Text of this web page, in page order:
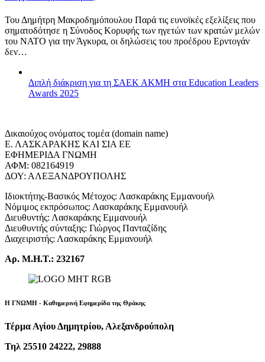
Του Δημήτρη Μακροδημόπουλου Παρά τις ευνοϊκές εξελίξεις που
σηματοδότησε η Σύνοδος Κορυφής των ηγετών των κρατών μελών
του ΝΑΤΟ για την Άγκυρα, οι δηλώσεις του προέδρου Ερντογάν
δεν…
Διπλή διάκριση για τη ΣΑΕΚ ΑΚΜΗ στα Education Leaders
Awards 2025
Δικαιούχος ονόματος τομέα (domain name)
Ε. ΛΑΣΚΑΡΑΚΗΣ ΚΑΙ ΣΙΑ ΕΕ
ΕΦΗΜΕΡΙΔΑ ΓΝΩΜΗ
ΑΦΜ: 082164919
ΔΟΥ: ΑΛΕΞΑΝΔΡΟΥΠΟΛΗΣ
Ιδιοκτήτης-Βασικός Μέτοχος: Λασκαράκης Εμμανουήλ
Νόμιμος εκπρόσωπος: Λασκαράκης Εμμανουήλ
Διευθυντής: Λασκαράκης Εμμανουήλ
Διευθυντής σύνταξης: Γιώργος Πανταζίδης
Διαχειριστής: Λασκαράκης Εμμανουήλ
Αρ. Μ.Η.Τ.: 232167
Η ΓΝΩΜΗ - Καθημερινή Εφημερίδα της Θράκης
Τέρμα Αγίου Δημητρίου, Αλεξανδρούπολη
Τηλ 25510 24222, 29888